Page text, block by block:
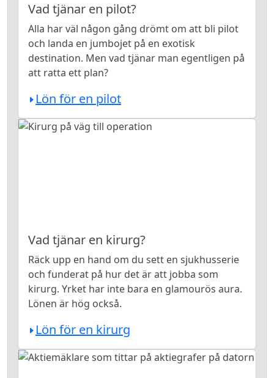
Vad tjänar en pilot?
Alla har väl någon gång drömt om att bli pilot
och landa en jumbojet på en exotisk
destination. Men vad tjänar man egentligen på
att ratta ett plan?
Lön för en pilot
Vad tjänar en kirurg?
Räck upp en hand om du sett en sjukhusserie
och funderat på hur det är att jobba som
kirurg. Yrket har inte bara en glamourös aura.
Lönen är hög också.
Lön för en kirurg